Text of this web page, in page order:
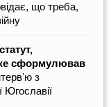
що треба,
сформулював
з